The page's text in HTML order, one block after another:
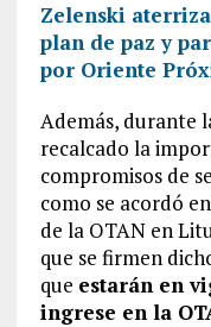
Zelenski
plan de paz y
por Oriente
Además, durante
recalcado la
compromisos de
como se acordó
de la OTAN en
que se firmen
que estarán en
ingrese en la